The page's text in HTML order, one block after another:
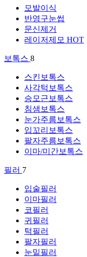
모발이식
반영구눈썹
문신제거
레이저제모 HOT
보톡스 8
스킨보톡스
사각턱보톡스
승모근보톡스
침샘보톡스
눈가주름보톡스
입꼬리보톡스
팔자주름보톡스
이마/미간보톡스
필러 7
입술필러
이마필러
코필러
귀필러
턱필러
팔자필러
눈밑필러